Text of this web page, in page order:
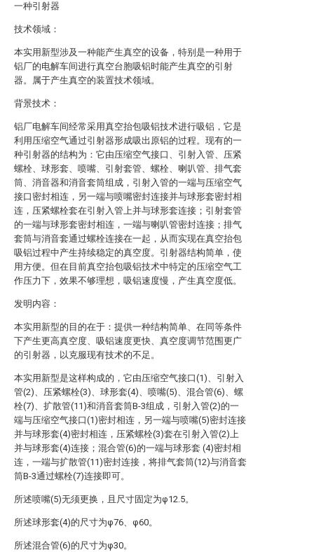
一种引射器
技术领域：
本实用新型涉及一种能产生真空的设备，特别是一种用于
铝厂的电解车间进行真空台胞吸铝时能产生真空的引射
器。属于产生真空的装置技术领域。
背景技术：
铝厂电解车间经常采用真空抬包吸铝技术进行吸铝，它是
利用压缩空气通过引射器形成吸出原铝的过程。现有的一
种引射器的结构为：它由压缩空气接口、引射入管、压紧
螺栓、球形套、喷嘴、引射套管、螺栓、喇叭管、排气套
筒、消音器和消音套筒组成，引射入管的一端与压缩空气
接口密封相连，另一端与喷嘴密封连接并与球形套密封相
连，压紧螺栓套在引射入管上并与球形套连接；引射套管
的一端与球形套密封相连，一端与喇叭管密封连接；排气
套筒与消音套通过螺栓连接在一起，从而实现在真空抬包
吸铝过程中产生持续稳定的真空度。引射器结构简单，使
用方便。但在目前真空抬包吸铝技术中特定的压缩空气工
作压力下，效果不够理想，吸铝速度慢，产生真空度低。
发明内容：
本实用新型的目的在于：提供一种结构简单、在同等条件
下产生更高真空度、吸铝速度更快、真空度调节范围更广
的引射器，以克服现有技术的不足。
本实用新型是这样构成的，它由压缩空气接口(1)、引射入
管(2)、压紧螺栓(3)、球形套(4)、喷嘴(5)、混合管(6)、螺
栓(7)、扩散管(11)和消音套筒B-3组成，引射入管(2)的一
端与压缩空气接口(1)密封相连，另一端与喷嘴(5)密封连接
并与球形套(4)密封相连，压紧螺栓(3)套在引射入管(2)上
并与球形套(4)连接；混合管(6)的一端与球形套 (4)密封相
连，一端与扩散管(11)密封连接，将排气套筒(12)与消音套
筒B-3通过螺栓(7)连接即可。
所述喷嘴(5)无须更换，且尺寸固定为φ12.5。
所述球形套(4)的尺寸为φ76、φ60。
所述混合管(6)的尺寸为φ30。